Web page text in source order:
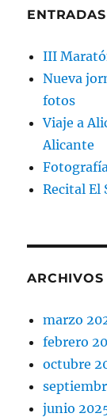
III
Nueva
fotos
Viaje a
Alicante
Recital El
ARCHIVOS
marzo
febrero
octubre
junio